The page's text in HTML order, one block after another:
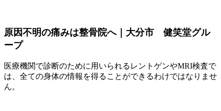
原因不明の痛みは整骨院へ｜大分市 健笑堂グル
ープ
医療機関で診断のために用いられるレントゲンやMRI検査で
は、全ての身体の情報を得ることができるわけではなりませ
ん。